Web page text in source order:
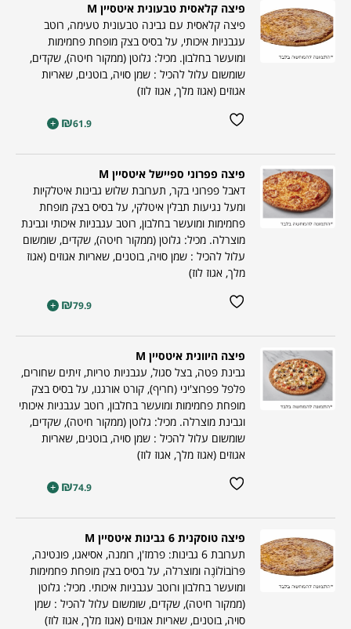
פיצה קלאסית טבעונית איטסיין M
פיצה קלאסית עם גבינה טבעונית טעימה, רוטב
עגבניות איכותי, על בסיס בצק מופחת פחמימות
ומועשר בחלבון. מכיל: גלוטן (ממקור חיטה), שקדים,
שומשום עלול להכיל : שמן סויה, בוטנים, שאריות
אגוזים (אגוז מלך, אגוז לוז)
₪61.9
+
פיצה פפרוני ספיישל איטסיין M
דאבל פפרוני בקר, תערובת שלוש גבינות איטלקיות
ומעל נגיעות תבלין איטלקי, על בסיס בצק מופחת
פחמימות ומועשר בחלבון, רוטב עגבניות איכותי וגבינת
מוצרלה. מכיל: גלוטן (ממקור חיטה), שקדים, שומשום
עלול להכיל : שמן סויה, בוטנים, שאריות אגוזים (אגוז
מלך, אגוז לוז)
₪79.9
+
פיצה היוונית איטסיין M
גבינת פטה, בצל סגול, עגבניות טריות, זיתים שחורים,
פלפל פפרוצ'יני (חריף), קורט אורגנו, על בסיס בצק
מופחת פחמימות ומועשר בחלבון, רוטב עגבניות איכותי
וגבינת מוצרלה. מכיל: גלוטן (ממקור חיטה), שקדים,
שומשום עלול להכיל : שמן סויה, בוטנים, שאריות
אגוזים (אגוז מלך, אגוז לוז)
₪74.9
+
פיצה טוסקנית 6 גבינות איטסיין M
תערובת 6 גבינות: פרמז'ן, רומנה, אסיאגו, פונטינה,
פּרוֹבוֹלוֹנֶה ומוצרלה, על בסיס בצק מופחת פחמימות
ומועשר בחלבון ורוטב עגבניות איכותי. מכיל: גלוטן
(ממקור חיטה), שקדים, שומשום עלול להכיל : שמן
סויה, בוטנים, שאריות אגוזים (אגוז מלך, אגוז לוז)